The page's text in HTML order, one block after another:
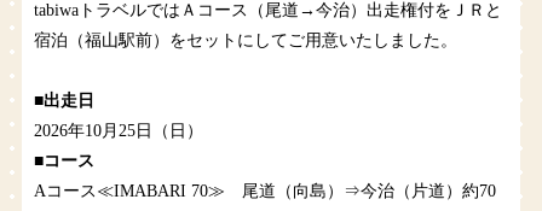
tabiwaトラベルではＡコース（尾道→今治）出走権付をＪＲと
宿泊（福山駅前）をセットにしてご用意いたしました。
■出走日
2026年10月25日（日）
■コース
Aコース≪IMABARI 70≫ 尾道（向島）⇒今治（片道）約70